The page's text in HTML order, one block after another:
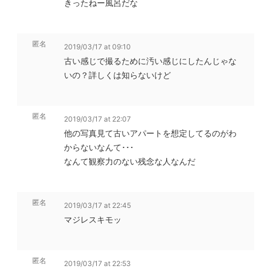
きったねー風呂だな
匿名 2019/03/17 at 09:10
古い感じで撮るために汚い感じにしたんじゃな
いの？詳しくは知らないけど
匿名 2019/03/17 at 22:07
他の写真見て古いアパートを想定してるのがわ
からないなんて･･･
なんて観察力のない残念な人なんだ
匿名 2019/03/17 at 22:45
マジレスキモッ
匿名 2019/03/17 at 22:53